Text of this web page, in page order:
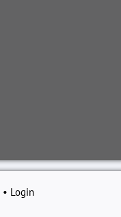
• Login